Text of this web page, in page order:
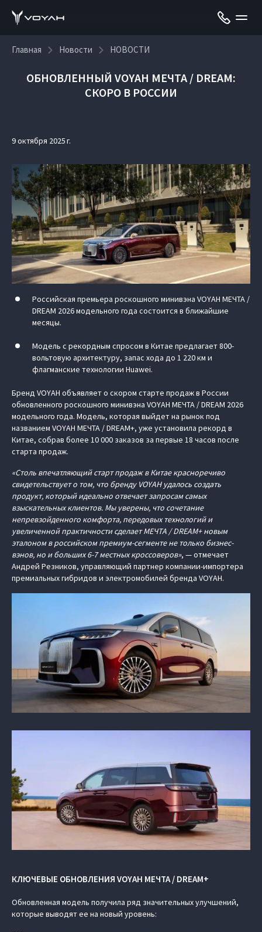
Главная Новости НОВОСТИ
ОБНОВЛЕННЫЙ VOYAH МЕЧТА / DREAM:
СКОРО В РОССИИ
9 октября 2025 г.
Российская премьера роскошного минивэна VOYAH МЕЧТА /
DREAM 2026 модельного года состоится в ближайшие
месяцы.
Модель с рекордным спросом в Китае предлагает 800-
вольтовую архитектуру, запас хода до 1 220 км и
флагманские технологии Huawei.
Бренд VOYAH объявляет о скором старте продаж в России
обновленного роскошного минивэна VOYAH МЕЧТА / DREAM 2026
модельного года. Модель, которая выйдет на рынок под
названием VOYAH МЕЧТА / DREAM+, уже установила рекорд в
Китае, собрав более 10 000 заказов за первые 18 часов после
старта продаж.
«Столь впечатляющий старт продаж в Китае красноречиво
свидетельствует о том, что бренду VOYAH удалось создать
продукт, который идеально отвечает запросам самых
взыскательных клиентов. Мы уверены, что сочетание
непревзойденного комфорта, передовых технологий и
увеличенной практичности сделает МЕЧТА / DREAM+ новым
эталоном в российском премиум-сегменте не только бизнес-
вэнов, но и больших 6-7 местных кроссоверов», — отмечает
Андрей Резников, управляющий партнер компании-импортера
премиальных гибридов и электромобилей бренда VOYAH.
КЛЮЧЕВЫЕ ОБНОВЛЕНИЯ VOYAH МЕЧТА / DREAM+
Обновленная модель получила ряд значительных улучшений,
которые выводят ее на новый уровень: